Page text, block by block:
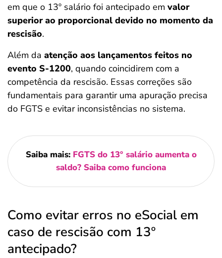
em que o 13º salário foi antecipado em valor
superior ao proporcional devido no momento da
rescisão.
Além da atenção aos lançamentos feitos no
evento S-1200, quando coincidirem com a
competência da rescisão. Essas correções são
fundamentais para garantir uma apuração precisa
do FGTS e evitar inconsistências no sistema.
Saiba mais: FGTS do 13° salário aumenta o
saldo? Saiba como funciona
Como evitar erros no eSocial em
caso de rescisão com 13º
antecipado?